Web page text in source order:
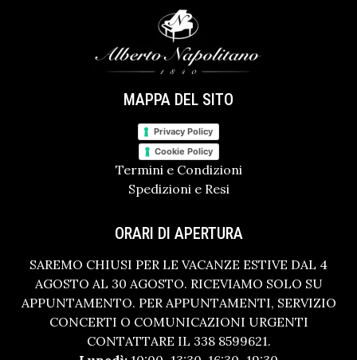
MAPPA DEL SITO
Privacy Policy
Cookie Policy
Termini e Condizioni
Spedizioni e Resi
ORARI DI APERTURA
SAREMO CHIUSI PER LE VACANZE ESTIVE DAL 4
AGOSTO AL 30 AGOSTO. RICEVIAMO SOLO SU
APPUNTAMENTO. PER APPUNTAMENTI, SERVIZIO
CONCERTI O COMUNICAZIONI URGENTI
CONTATTARE IL 338 8599621.